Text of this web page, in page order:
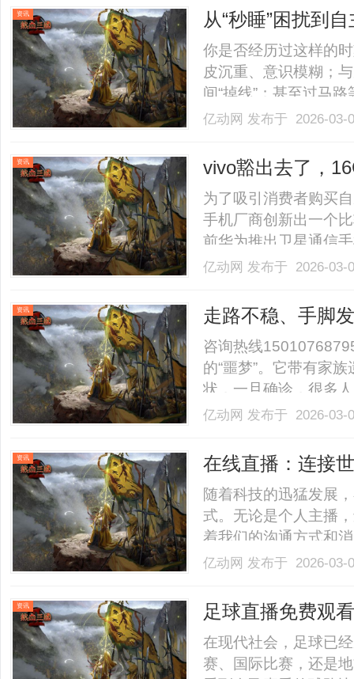
过行业趋势研判、竞
划：.........
资讯
从“秒睡”困扰到
解
你是否经历过这样的
皮沉重、意识模糊；
间“掉线”；甚至过马
就“秒睡”过去……这不
理解这个问题，以及
亿动网 发布于 2026-
资讯
vivo豁出去了，
价“大跳水”
为了吸引消费者购买
手机厂商创新出一个
前华为推出卫星通信
手机，如今阿维发现
好，但其实这种做法
亿动网 发布于 2026-
资讯
走路不稳、手脚
窍”，重拾生活希
咨询热线
的“噩梦”。它带有家
状，一旦确诊，很多
认知误区。其实这是
后藏着脏腑功能失调
亿动网 发布于 2026-
资讯 在线直播：连接
随着科技的迅猛发展
式。无论是个人主播
着我们的沟通方式和
一个直接与观众互动
众感受到与创作者之
外，.........
亿动网 发布于 2026-
资讯 足球直播免费观
在现代社会，足球已
赛、国际比赛，还是